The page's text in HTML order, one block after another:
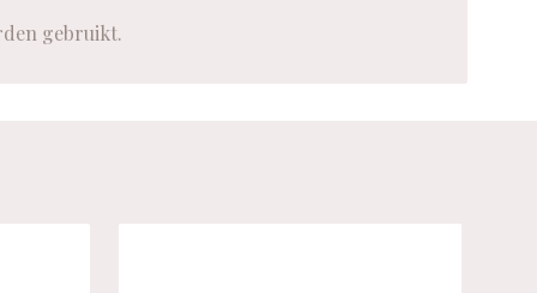
gebruikt.